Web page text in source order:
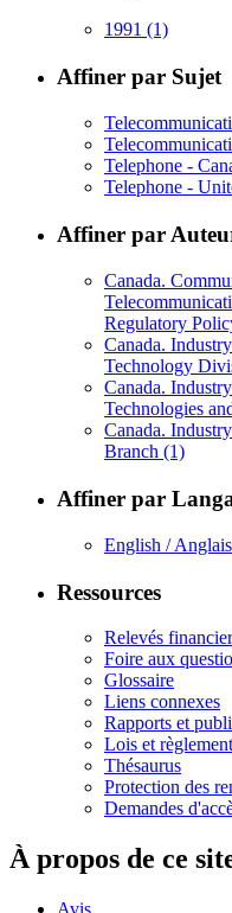
1991 (1)
Affiner par Sujet
Telephone -
Telephone -
Affiner par
Canada.
Regulatory
Canada.
Technology
Canada.
Technologies
Canada.
Branch (1)
Affiner par
English / Anglais
Ressources
Relevés
Foire aux
Glossaire
Liens connexes
Rapports et
Lois et
Thésaurus
Protection des
Demandes
À propos de ce